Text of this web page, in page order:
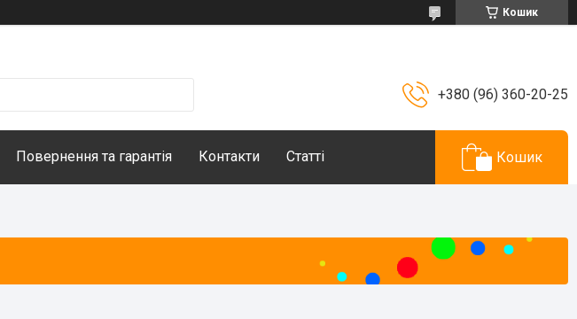
Кошик
+380 (96) 360-20-25
Повернення та гарантія Контакти Статті Кошик